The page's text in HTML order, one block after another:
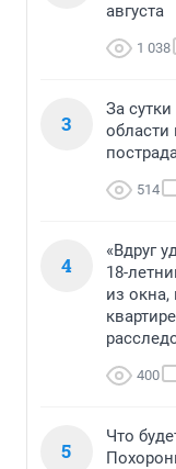
августа
1 038
3
За
области
514
4
«Вдруг
18-
из окна,
400
5
Что